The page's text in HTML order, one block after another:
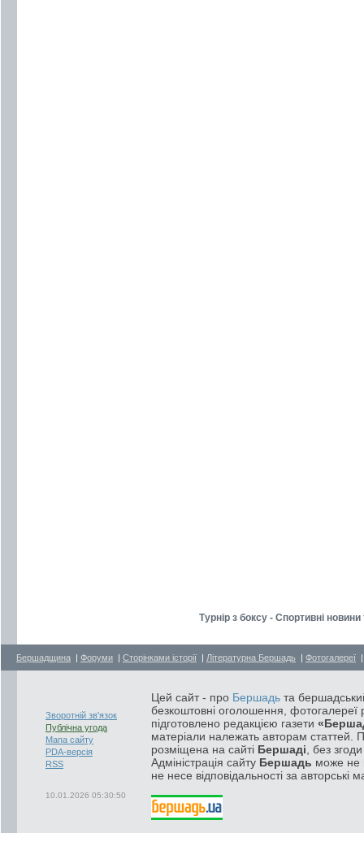
Турнір з боксу - Спортивні
Бершадщина | Форуми | Сторінками історії | Літературна Бершадь | Фотогалереї
Зворотній зв'язок
Публічна угода
Мапа сайту
PDA-версія
RSS
10.01.2026 05:30:50
Цей сайт - про Бершадь та
безкоштовні оголошення, фотогалереї
підготовлено редакцією газети
матеріали належать авторам статтей.
розміщена на сайті Бершаді , без
Адміністрація сайту Бершадь може не
не несе відповідальності за авторські